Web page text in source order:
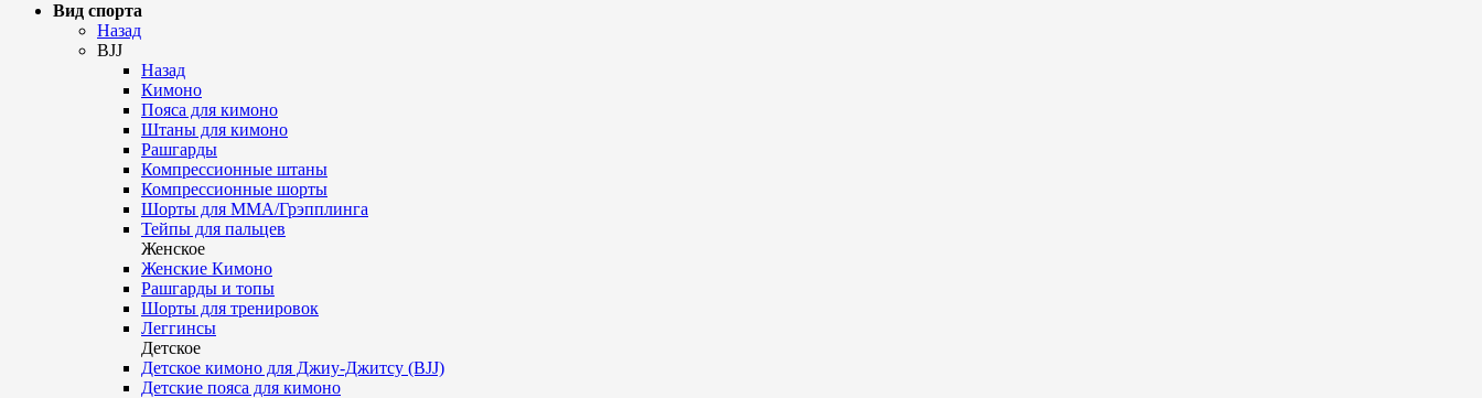
Вид спорта
Назад
BJJ
Назад
Кимоно
Пояса для кимоно
Штаны для кимоно
Рашгарды
Компрессионные штаны
Компрессионные шорты
Шорты для ММА/Грэпплинга
Тейпы для пальцев
Женское
Женские Кимоно
Рашгарды и топы
Шорты для тренировок
Леггинсы
Детское
Детское кимоно для Джиу-Джитсу (BJJ)
Детские пояса для кимоно